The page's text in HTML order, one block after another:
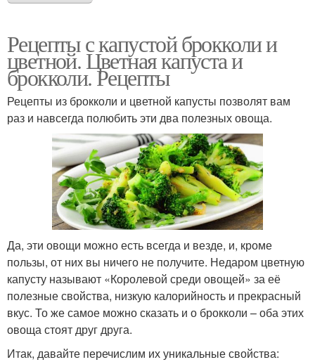
Рецепты с капустой брокколи и
цветной. Цветная капуста и
брокколи. Рецепты
Рецепты из брокколи и цветной капусты позволят вам
раз и навсегда полюбить эти два полезных овоща.
Да, эти овощи можно есть всегда и везде, и, кроме
пользы, от них вы ничего не получите. Недаром цветную
капусту называют «Королевой среди овощей» за её
полезные свойства, низкую калорийность и прекрасный
вкус. То же самое можно сказать и о брокколи – оба этих
овоща стоят друг друга.
Итак, давайте перечислим их уникальные свойства: